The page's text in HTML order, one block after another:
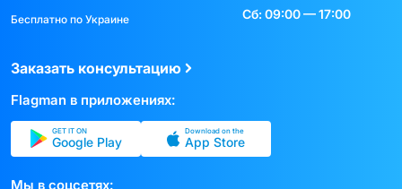
Бесплатно по Украине
Сб: 09:00 — 17:00
Заказать консультацию
Flagman в приложениях:
GET IT ON
Google Play
Download on the
App Store
Мы в соцсетях: